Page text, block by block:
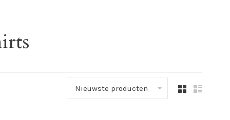
Nieuwste producten